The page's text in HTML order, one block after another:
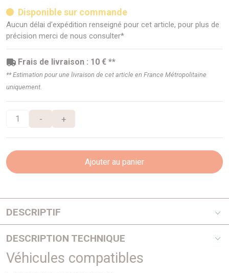
Disponible sur commande
Aucun délai d'expédition renseigné pour cet article, pour plus de
précision merci de nous consulter*
Frais de livraison : 10 € **
** Estimation pour une livraison de cet article en France Métropolitaine
uniquement.
- +
Ajouter au panier
DESCRIPTIF
- Landrover Defender 90 (2,5TD)
DESCRIPTION TECHNIQUE
2,5TD
Véhicules compatibles